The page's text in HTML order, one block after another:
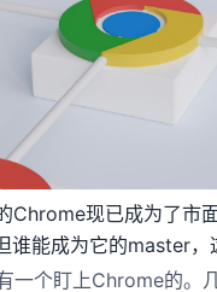
Chrome现已成为了市
谁能成为它的master，
一个盯上Chrome的。